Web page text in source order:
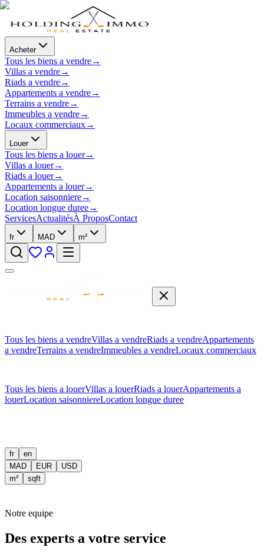
Acheter
Tous les biens a vendre→
Villas a vendre→
Riads a vendre→
Appartements a vendre→
Terrains a vendre→
Immeubles a vendre→
Locaux commerciaux→
Louer
Tous les biens a louer→
Villas a louer→
Riads a louer→
Appartements a louer→
Location saisonniere→
Location longue duree→
ServicesActualitésÀ ProposContact
fr MAD m²
Tous les biens a vendreVillas a vendreRiads a vendreAppartements
a vendreTerrains a vendreImmeubles a vendreLocaux commerciaux
Tous les biens a louerVillas a louerRiads a louerAppartements a
louerLocation saisonniereLocation longue duree
fr
en
MAD
EUR
USD
m²
sqft
Notre equipe
Des experts a votre service